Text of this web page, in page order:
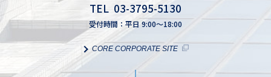
TEL 03-3795-5130
受付時間：平日 9:00～18:00
CORE CORPORATE SITE